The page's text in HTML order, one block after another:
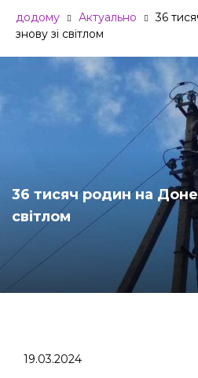
додому Актуально
36
знову зі світлом
36 тисяч родин на
світлом
19.03.2024